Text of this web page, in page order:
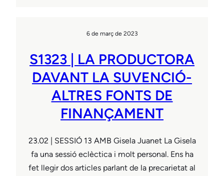
6 de març de 2023
S1323 | LA PRODUCTORA
DAVANT LA SUVENCIÓ-
ALTRES FONTS DE
FINANÇAMENT
23.02 | SESSIÓ 13 AMB Gisela Juanet La Gisela
fa una sessió eclèctica i molt personal. Ens ha
fet llegir dos articles parlant de la precarietat al